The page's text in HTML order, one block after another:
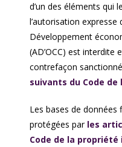
d’un des éléments qui
l’autorisation expresse
Développement
(AD’OCC) est interdite
contrefaçon
suivants du Code
Les bases de
protégées par les
Code de la